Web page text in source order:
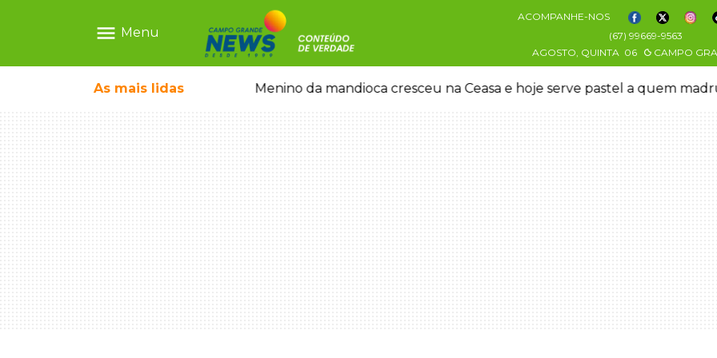
menu Menu
ACOMPANHE-NOS
(67) 99669-9563
AGOSTO, QUINTA 06 CAMPO
As mais lidas
falso e prende pai e filho Menino da mandioca cresceu na Ceasa e hoje serve pastel a quem